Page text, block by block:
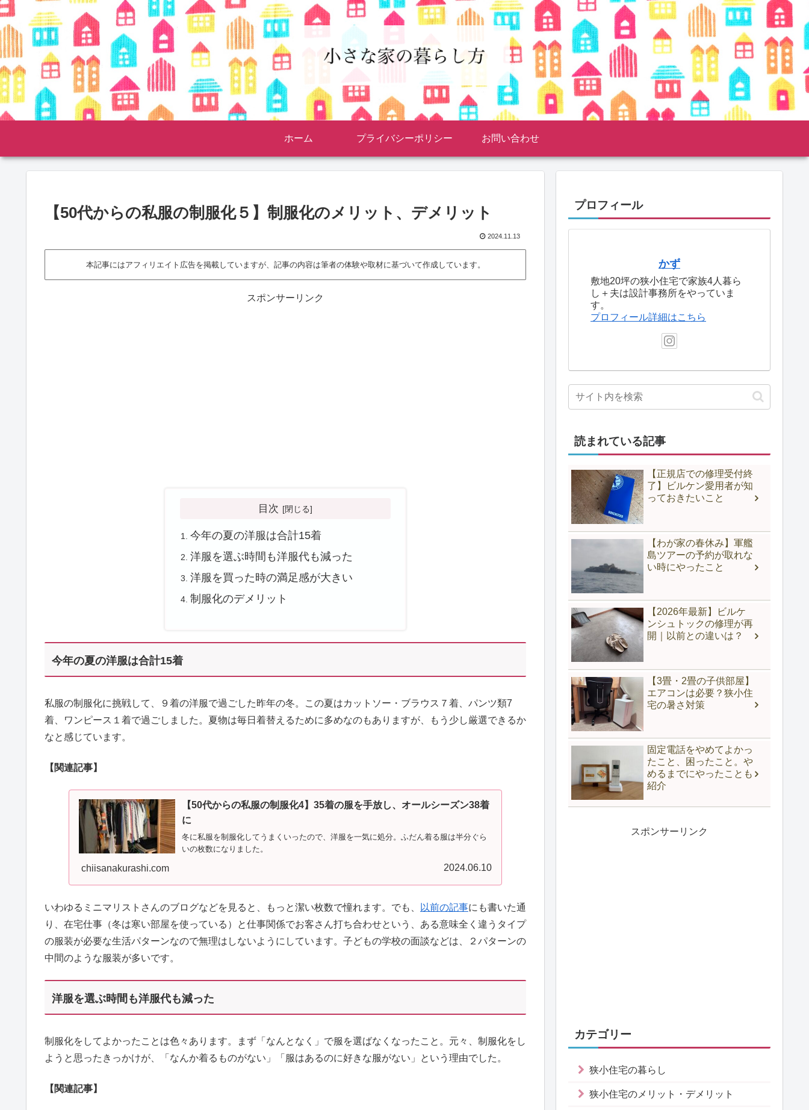
ホーム プライバシーポリシー お問い合わせ
【50代からの私服の制服化５】制服化のメリット、デメリット
2024.11.13
本記事にはアフィリエイト広告を掲載していますが、記事の内容は筆者の体験や取材に基づいて作成しています。
スポンサーリンク
目次
今年の夏の洋服は合計15着
洋服を選ぶ時間も洋服代も減った
洋服を買った時の満足感が大きい
制服化のデメリット
今年の夏の洋服は合計15着
私服の制服化に挑戦して、９着の洋服で過ごした昨年の冬。この夏はカットソー・ブラウス７着、パンツ類7
着、ワンピース１着で過ごしました。夏物は毎日着替えるために多めなのもありますが、もう少し厳選できるか
なと感じています。
【関連記事】
【50代からの私服の制服化4】35着の服を手放し、オールシーズン38着
に
冬に私服を制服化してうまくいったので、洋服を一気に処分。ふだん着る服は半分ぐら
いの枚数になりました。
chiisanakurashi.com 2024.06.10
いわゆるミニマリストさんのブログなどを見ると、もっと潔い枚数で憧れます。でも、 以前の記事にも書いた通
り、在宅仕事（冬は寒い部屋を使っている）と仕事関係でお客さん打ち合わせという、ある意味全く違うタイプ
の服装が必要な生活パターンなので無理はしないようにしています。子どもの学校の面談などは、２パターンの
中間のような服装が多いです。
洋服を選ぶ時間も洋服代も減った
制服化をしてよかったことは色々あります。まず「なんとなく」で服を選ばなくなったこと。元々、制服化をし
ようと思ったきっかけが、「なんか着るものがない」「服はあるのに好きな服がない」という理由でした。
【関連記事】
プロフィール
かず
敷地20坪の狭小住宅で家族4人暮ら
し＋夫は設計事務所をやっていま
す。
プロフィール詳細はこちら
読まれている記事
【正規店での修理受付終
了】ビルケン愛用者が知
っておきたいこと
【わが家の春休み】軍艦
島ツアーの予約が取れな
い時にやったこと
【2026年最新】ビルケ
ンシュトックの修理が再
開｜以前との違いは？
【3畳・2畳の子供部屋】
エアコンは必要？狭小住
宅の暑さ対策
固定電話をやめてよかっ
たこと、困ったこと。や
めるまでにやったことも
紹介
スポンサーリンク
カテゴリー
狭小住宅の暮らし
狭小住宅のメリット・デメリット